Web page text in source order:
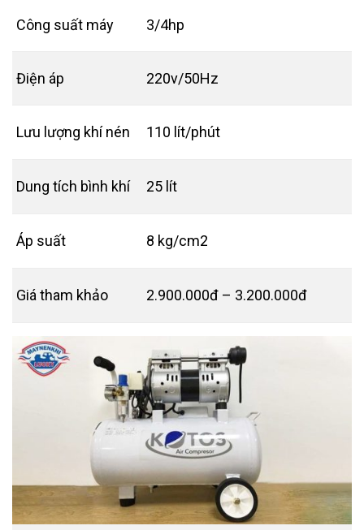
Công suất máy 3/4hp
Điện áp 220v/50Hz
Lưu lượng khí nén 110 lít/phút
Dung tích bình khí 25 lít
Áp suất 8 kg/cm2
Giá tham khảo 2.900.000đ – 3.200.000đ